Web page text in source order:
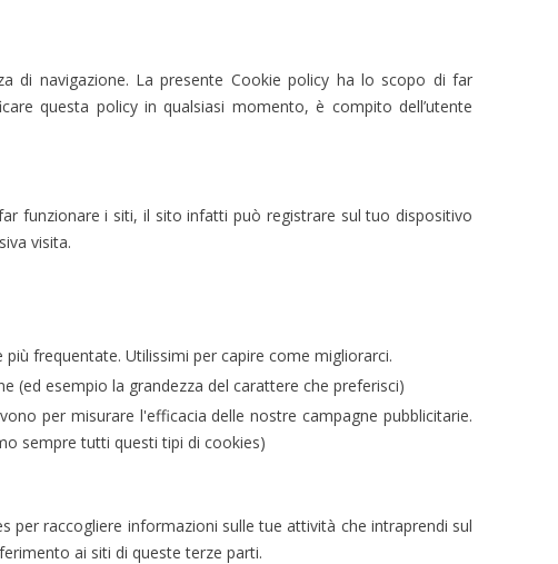
di navigazione. La presente Cookie policy ha lo scopo di far
questa policy in qualsiasi momento, è compito dell’utente
funzionare i siti, il sito infatti può registrare sul tuo dispositivo
visita.
frequentate. Utilissimi per capire come migliorarci.
(ed esempio la grandezza del carattere che preferisci)
per misurare l'efficacia delle nostre campagne pubblicitarie.
sempre tutti questi tipi di cookies)
raccogliere informazioni sulle tue attività che intraprendi sul
ai siti di queste terze parti.